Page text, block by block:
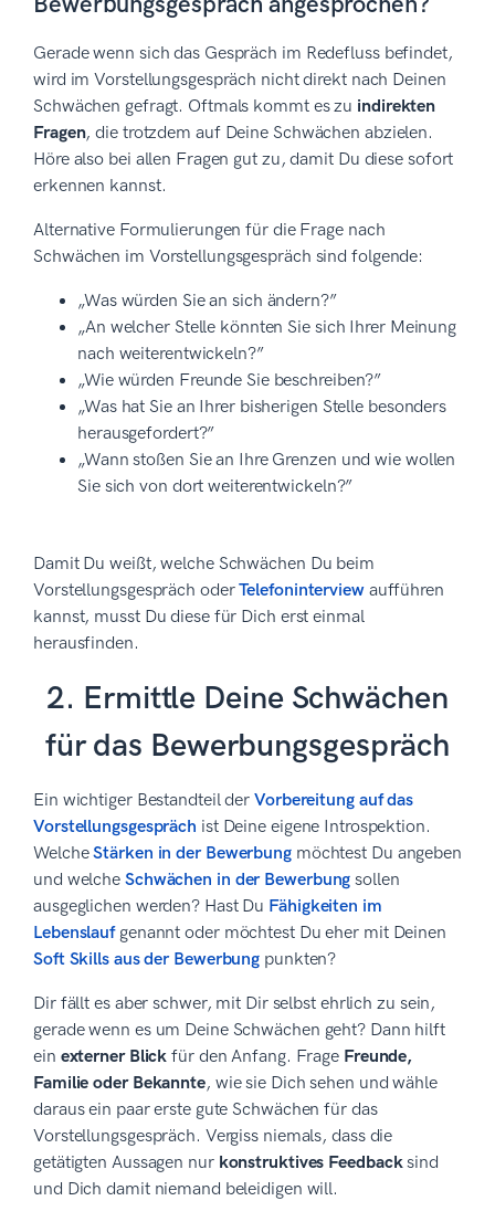
Gerade wenn sich das Gespräch im Redefluss befindet,
wird im Vorstellungsgespräch nicht direkt nach Deinen
Schwächen gefragt. Oftmals kommt es zu indirekten
Fragen, die trotzdem auf Deine Schwächen abzielen.
Höre also bei allen Fragen gut zu, damit Du diese sofort
erkennen kannst.
Alternative Formulierungen für die Frage nach
Schwächen im Vorstellungsgespräch sind folgende:
„Was würden Sie an sich ändern?”
„An welcher Stelle könnten Sie sich Ihrer Meinung
nach weiterentwickeln?”
„Wie würden Freunde Sie beschreiben?”
„Was hat Sie an Ihrer bisherigen Stelle besonders
herausgefordert?”
„Wann stoßen Sie an Ihre Grenzen und wie wollen
Sie sich von dort weiterentwickeln?”
Damit Du weißt, welche Schwächen Du beim
Vorstellungsgespräch oderTelefoninterviewaufführen
kannst, musst Du diese für Dich erst einmal
herausfinden.
2. Ermittle Deine Schwächen
für das Bewerbungsgespräch
Ein wichtiger Bestandteil der Vorbereitung auf das
Vorstellungsgespräch ist Deine eigene Introspektion.
WelcheStärken in der Bewerbungmöchtest Du angeben
und welche Schwächen in der Bewerbung sollen
ausgeglichen werden? Hast Du Fähigkeiten im
Lebenslaufgenannt oder möchtest Du eher mit Deinen
Soft Skills aus der Bewerbung punkten?
Dir fällt es aber schwer, mit Dir selbst ehrlich zu sein,
gerade wenn es um Deine Schwächen geht? Dann hilft
ein externer Blick für den Anfang. Frage Freunde,
Familie oder Bekannte, wie sie Dich sehen und wähle
daraus ein paar erste gute Schwächen für das
Vorstellungsgespräch. Vergiss niemals, dass die
getätigten Aussagen nur konstruktives Feedbacksind
und Dich damit niemand beleidigen will.